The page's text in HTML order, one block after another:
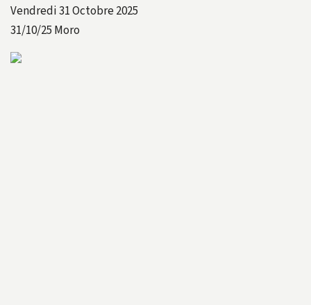
Vendredi 31 Octobre 2025
31/10/25 Moro